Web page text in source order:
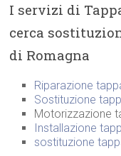
I servizi di
cerca
di Romagna
Riparazione
Sostituzione
Motorizzazione
Installazione
sostituzione